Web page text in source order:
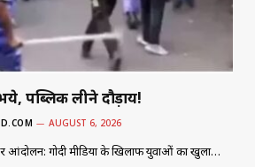
पब्लिक लीने दौड़ाय!
AUGUST 6, 2026
आंदोलन: गोदी मीडिया के खिलाफ युवाओं का खुला…